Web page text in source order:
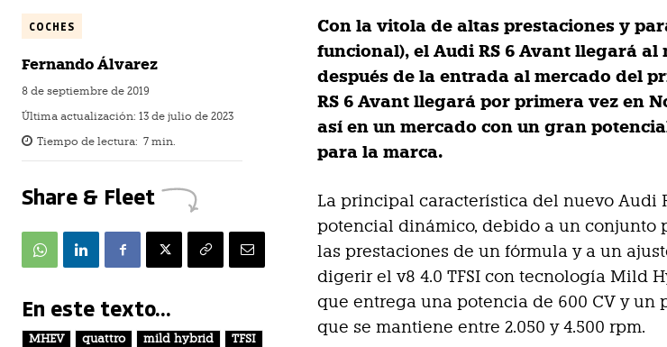
COCHES
Fernando Álvarez
8 de septiembre de 2019
Última actualización: 13 de julio de 2023
Tiempo de lectura: 7 min.
Share & Fleet
En este texto...
MHEV quattro mild hybrid TFSI
Con la vitola de altas prestaciones y
funcional), el Audi RS 6 Avant llegará
después de la entrada al mercado del
RS 6 Avant llegará por primera vez en
así en un mercado con un gran
para la marca.
La principal característica del nuevo Audi
potencial dinámico, debido a un conjunto
las prestaciones de un fórmula y a un
digerir el v8 4.0 TFSI con tecnología Mild
que entrega una potencia de 600 CV y un
que se mantiene entre 2.050 y 4.500 rpm.